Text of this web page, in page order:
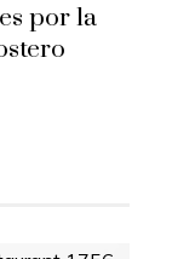
por la